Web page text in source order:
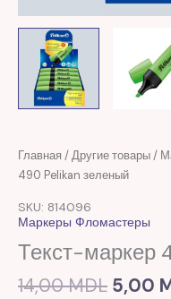
Главная /Другие товары/
490 Pelikan зеленый
SKU: 814096
Маркеры Фломастеры
Текст-маркер
14,00MDL
цена
5,00
Количество
товара
маркер
490
Pelikan